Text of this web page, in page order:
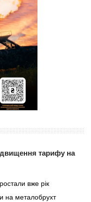
тарифу на
вже рік
на металобрухт